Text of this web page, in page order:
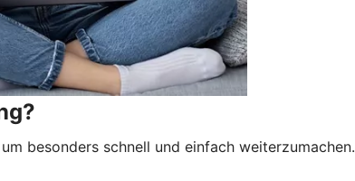
besonders schnell und einfach weiterzumachen.